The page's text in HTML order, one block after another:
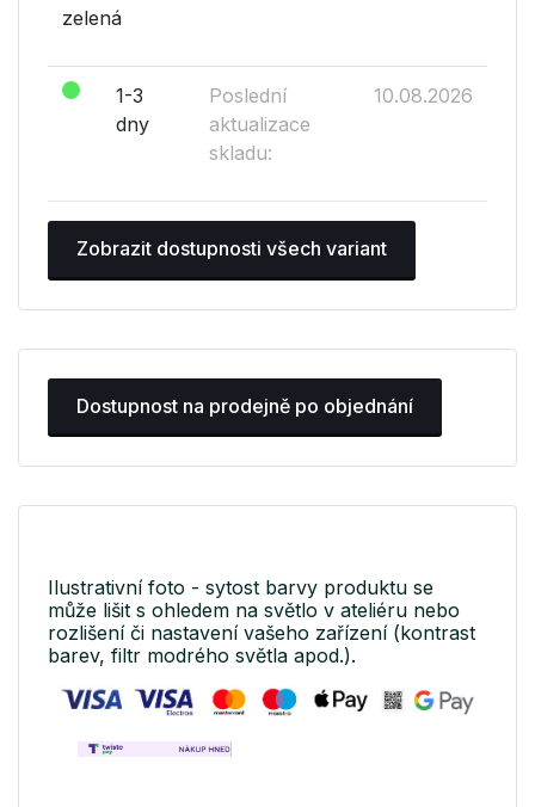
zelená
1-3
dny
Poslední
aktualizace
skladu:
10.08.2026
Zobrazit dostupnosti všech variant
Dostupnost na prodejně po objednání
Ilustrativní foto - sytost barvy produktu se
může lišit s ohledem na světlo v ateliéru nebo
rozlišení či nastavení vašeho zařízení (kontrast
barev, filtr modrého světla apod.).